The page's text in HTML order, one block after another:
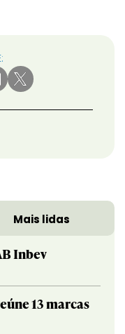
Mais lidas
Inbev
13 marcas